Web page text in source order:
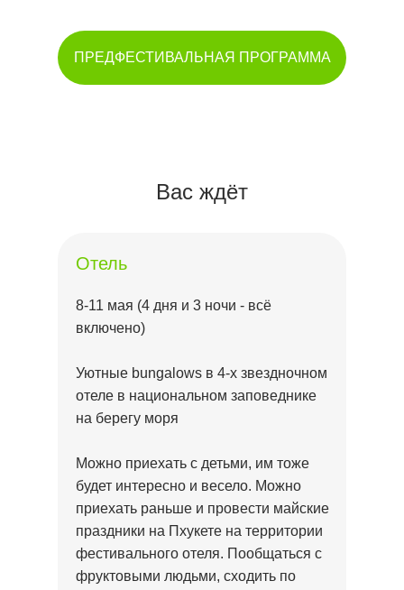
ПРЕДФЕСТИВАЛЬНАЯ ПРОГРАММА
Вас ждёт
8-11 мая (4 дня и 3 ночи - всё
включено)
Уютные bungalows в 4-х звездночном
отеле в национальном заповеднике
на берегу моря
Можно приехать с детьми, им тоже
будет интересно и весело. Можно
приехать раньше и провести майские
праздники на Пхукете на территории
фестивального отеля. Пообщаться с
фруктовыми людьми, сходить по
Отель